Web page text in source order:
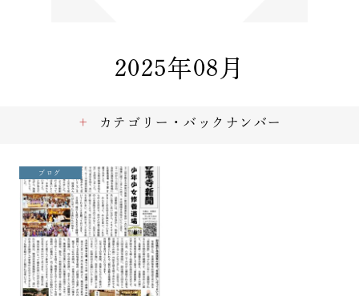
2025年08月
ブログ
カテゴリー・バックナンバー